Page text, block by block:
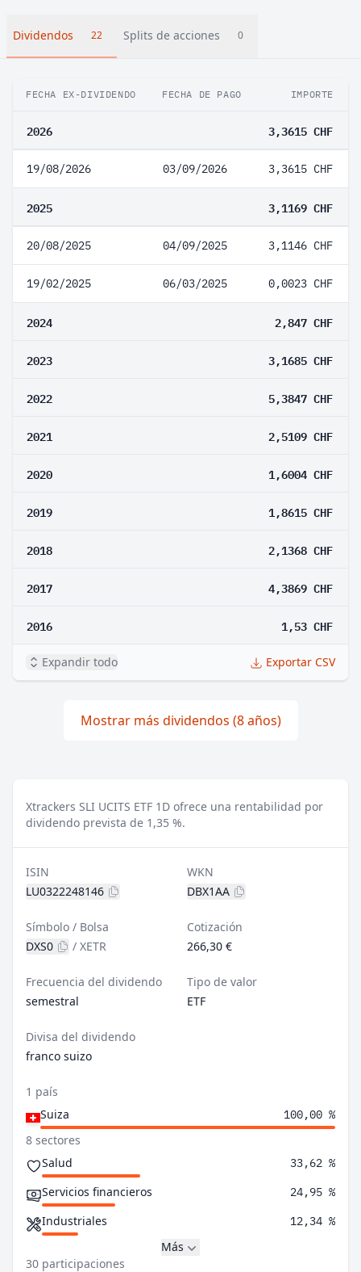
Dividendos 22 Splits de acciones 0
FECHA EX-DIVIDENDO FECHA DE PAGO IMPORTE
2026 3,3615 CHF
19/08/2026 03/09/2026 3,3615 CHF
2025 3,1169 CHF
20/08/2025 04/09/2025 3,1146 CHF
19/02/2025 06/03/2025 0,0023 CHF
2024 2,847 CHF
2023 3,1685 CHF
2022 5,3847 CHF
2021 2,5109 CHF
2020 1,6004 CHF
2019 1,8615 CHF
2018 2,1368 CHF
2017 4,3869 CHF
2016 1,53 CHF
Expandir todo Exportar CSV
Mostrar más dividendos (8 años)
Xtrackers SLI UCITS ETF 1D ofrece una rentabilidad por
dividendo prevista de 1,35 %.
ISIN
LU0322248146
WKN
DBX1AA
Símbolo / Bolsa
DXS0
/ XETR
Cotización
266,30 €
Frecuencia del dividendo
semestral
Tipo de valor
ETF
Divisa del dividendo
franco suizo
1 país
Suiza
100,00 %
8 sectores
Salud
33,62 %
Servicios financieros 24,95 %
Industriales 12,34 %
Más
30 participaciones